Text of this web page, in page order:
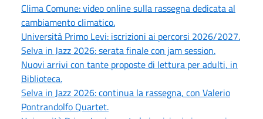
Clima Comune: video online sulla rassegna dedicata al
cambiamento climatico.
Università Primo Levi: iscrizioni ai percorsi 2026/2027.
Selva in Jazz 2026: serata finale con jam session.
Nuovi arrivi con tante proposte di lettura per adulti, in
Biblioteca.
Selva in Jazz 2026: continua la rassegna, con Valerio
Pontrandolfo Quartet.